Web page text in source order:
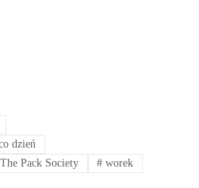
dzień
Pack Society # worek